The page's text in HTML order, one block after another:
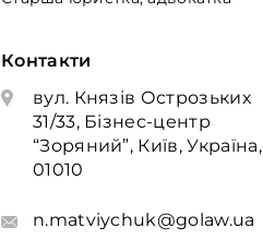
Контакти
вул. Князів Острозьких
31/33, Бізнес-центр
“Зоряний”, Київ, Україна,
01010
n.matviychuk@golaw.ua